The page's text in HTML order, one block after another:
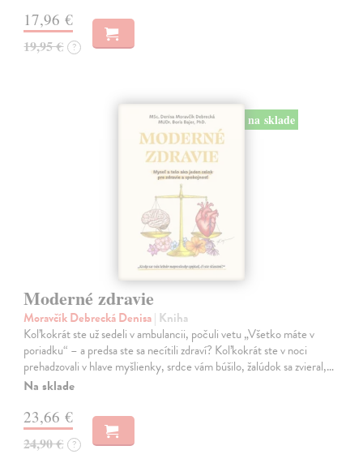
17,96 €
19,95 € ?
na sklade
Moderné zdravie
Moravčík Debrecká Denisa| Kniha
Koľkokrát ste už sedeli v ambulancii, počuli vetu „Všetko máte v
poriadku“ – a predsa ste sa necítili zdraví? Koľkokrát ste v noci
prehadzovali v hlave myšlienky, srdce vám búšilo, žalúdok sa zvieral,…
Na sklade
23,66 €
24,90 € ?